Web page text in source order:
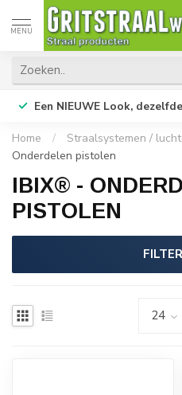
MENU
Een NIEUWE Look,
Home / Straalsystemen /
Onderdelen pistolen
IBIX® -
PISTOLEN